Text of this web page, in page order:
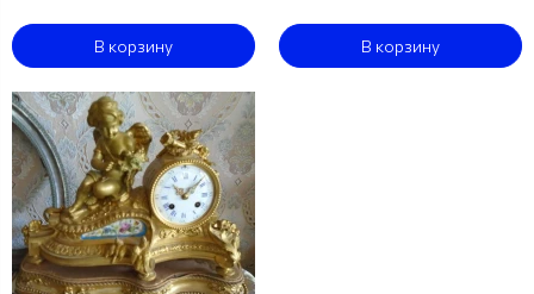
В корзину В корзину